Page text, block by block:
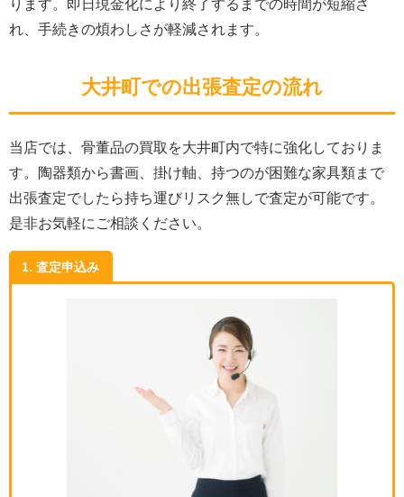
ります。即日現金化により終了するまでの時間が短縮さ
れ、手続きの煩わしさが軽減されます。
大井町での出張査定の流れ
当店では、骨董品の買取を大井町内で特に強化しておりま
す。陶器類から書画、掛け軸、持つのが困難な家具類まで
出張査定でしたら持ち運びリスク無しで査定が可能です。
是非お気軽にご相談ください。
1. 査定申込み